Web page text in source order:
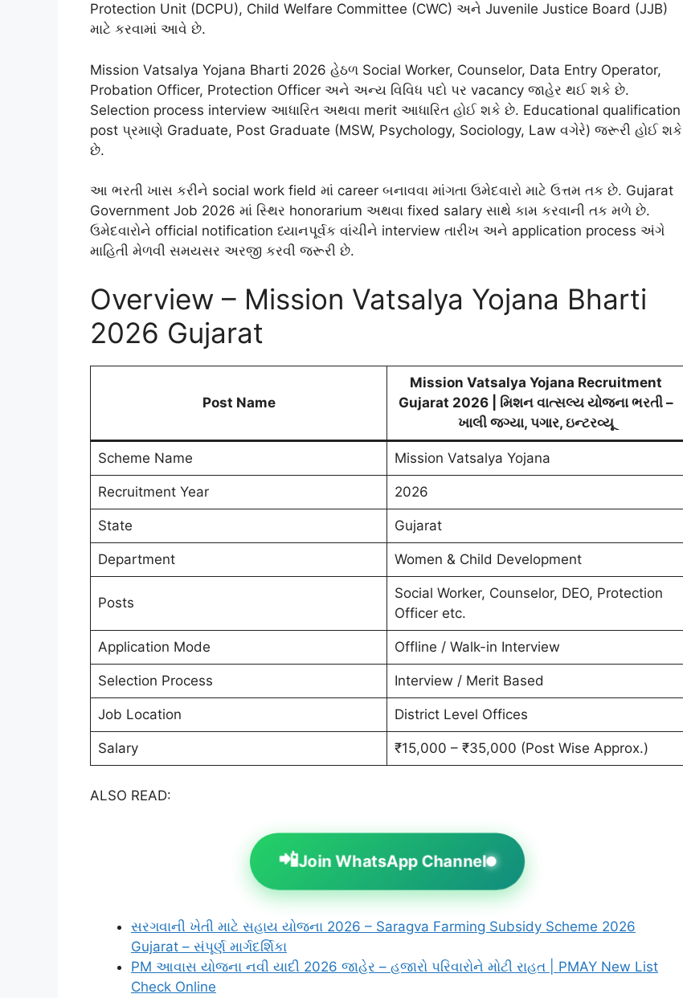
Protection Unit (DCPU), Child Welfare Committee (CWC) અને Juvenile Justice Board (JJB)
માટે કરવામાં આવે છે.
Mission Vatsalya Yojana Bharti 2026 હેઠળ Social Worker, Counselor, Data Entry Operator,
Probation Officer, Protection Officer અને અન્ય વિવિધ પદો પર vacancy જાહેર થઈ શકે છે.
Selection process interview આધારિત અથવા merit આધારિત હોઈ શકે છે. Educational qualification
post પ્રમાણે Graduate, Post Graduate (MSW, Psychology, Sociology, Law વગેરે) જરૂરી હોઈ શકે
છે.
આ ભરતી ખાસ કરીને social work field માં career બનાવવા માંગતા ઉમેદવારો માટે ઉત્તમ તક છે. Gujarat
Government Job 2026 માં સ્થિર honorarium અથવા fixed salary સાથે કામ કરવાની તક મળે છે.
ઉમેદવારોને official notification ધ્યાનપૂર્વક વાંચીને interview તારીખ અને application process અંગે
માહિતી મેળવી સમયસર અરજી કરવી જરૂરી છે.
Overview – Mission Vatsalya Yojana Bharti
2026 Gujarat
Post Name
Mission Vatsalya Yojana Recruitment
Gujarat 2026 | મિશન વાત્સલ્ય યોજના ભરતી –
ખાલી જગ્યા, પગાર, ઇન્ટરવ્યૂ
Scheme Name Mission Vatsalya Yojana
Recruitment Year 2026
State Gujarat
Department Women & Child Development
Posts
Social Worker, Counselor, DEO, Protection
Officer etc.
Application Mode Offline / Walk-in Interview
Selection Process Interview / Merit Based
Job Location District Level Offices
Salary ₹15,000 – ₹35,000 (Post Wise Approx.)
ALSO READ:
📲Join WhatsApp Channel
સરગવાની ખેતી માટે સહાય યોજના 2026 – Saragva Farming Subsidy Scheme 2026
Gujarat – સંપૂર્ણ માર્ગદર્શિકા
PM આવાસ યોજના નવી યાદી 2026 જાહેર – હજારો પરિવારોને મોટી રાહત | PMAY New List
Check Online